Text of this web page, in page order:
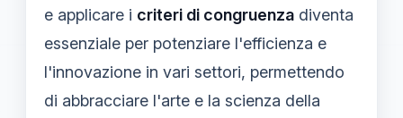
e applicare i criteri di congruenza diventa
essenziale per potenziare l'efficienza e
l'innovazione in vari settori, permettendo
di abbracciare l'arte e la scienza della